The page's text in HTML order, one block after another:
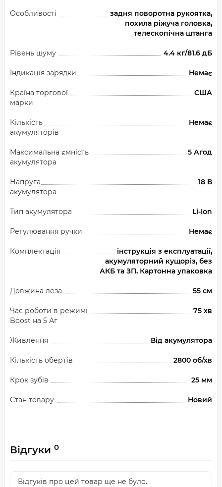
Особливості
задня поворотна рукоятка,
похила ріжуча головка,
телескопічна штанга
Рівень шуму 4.4 кг/81.6 дБ
Індикація зарядки Немає
Країна торгової
марки
США
Кількість
акумуляторів
Немає
Максимальна ємність
акумулятора
5 Агод
Напруга
акумулятора
18 В
Тип акумулятора Li-Ion
Регулювання ручки Немає
Комплектація
інструкція з експлуатації,
акумуляторний кущоріз, без
АКБ та ЗП, Картонна упаковка
Довжина леза 55 см
Час роботи в режимі
Boost на 5 Аг
75 хв
Живлення Від акумулятора
Кількість обертів 2800 об/хв
Крок зубів 25 мм
Стан товару Новий
Відгуки 0
Відгуків про цей товар ще не було.